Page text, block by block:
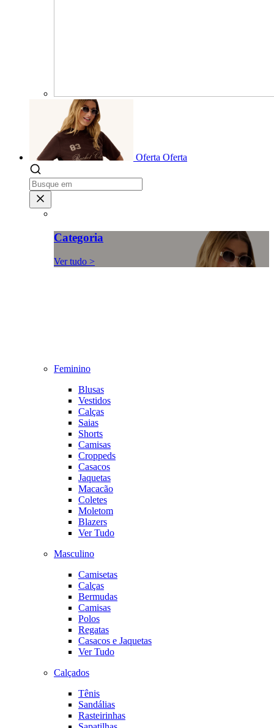
Oferta Oferta
Categoria
Ver tudo >
Feminino
Blusas
Vestidos
Calças
Saias
Shorts
Camisas
Croppeds
Casacos
Jaquetas
Macacão
Coletes
Moletom
Blazers
Ver Tudo
Masculino
Camisetas
Calças
Bermudas
Camisas
Polos
Regatas
Casacos e Jaquetas
Ver Tudo
Calçados
Tênis
Sandálias
Rasteirinhas